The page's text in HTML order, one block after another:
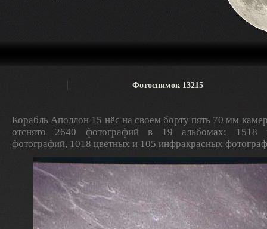
Фотоснимок 13215
Корабль Аполлон 15 нёс на своем борту пять 70 мм
отснято 2640 фотографий в 19 альбомах; 1518
фотографий, 1018 цветных и 105 инфракрасных